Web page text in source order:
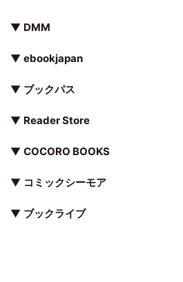
▼ DMM
▼ ebookjapan
▼ ブックパス
▼ Reader Store
▼ COCORO BOOKS
▼ コミックシーモア
▼ ブックライブ